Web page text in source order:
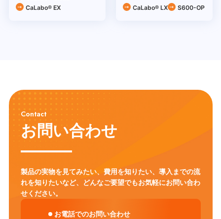
CaLabo® EX
CaLabo® LX
S600-OP
Contact
お問い合わせ
製品の実物を見てみたい、費用を知りたい、導入までの流
れを知りたいなど、
どんなご要望でもお気軽にお問い合わ
せください。
お電話でのお問い合わせ